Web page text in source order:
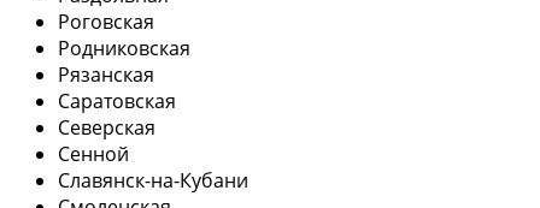
Роговская
Родниковская
Рязанская
Саратовская
Северская
Сенной
Славянск-на-Кубани